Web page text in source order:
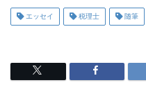
エッセイ 税理士 随筆